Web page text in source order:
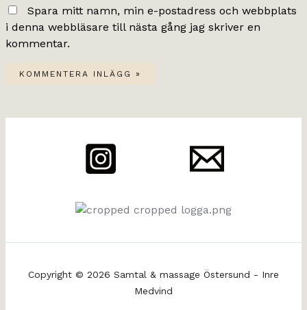
Spara mitt namn, min e-postadress och webbplats
i denna webbläsare till nästa gång jag skriver en
kommentar.
Copyright © 2026 Samtal & massage Östersund - Inre
Medvind